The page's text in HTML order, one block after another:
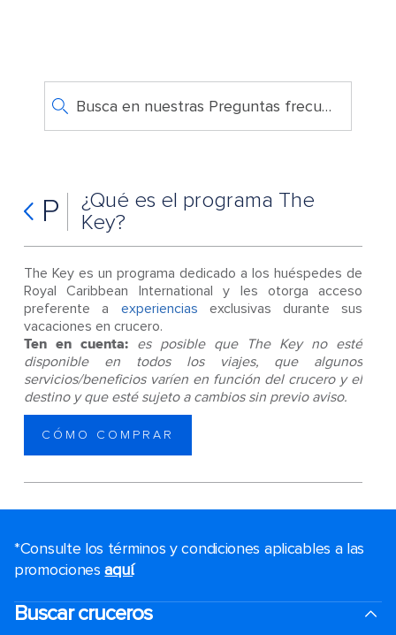
Busca en nuestras Preguntas frecuentes
P
¿Qué es el programa The
Key?
The Key es un programa dedicado a los huéspedes de
Royal Caribbean International y les otorga acceso
preferente a experiencias exclusivas durante sus
vacaciones en crucero.
Ten en cuenta: es posible que The Key no esté
disponible en todos los viajes, que algunos
servicios/beneficios varíen en función del crucero y el
destino y que esté sujeto a cambios sin previo aviso.
CÓMO COMPRAR
*Consulte los términos y condiciones aplicables a las
promocionesaquí.
Buscar cruceros